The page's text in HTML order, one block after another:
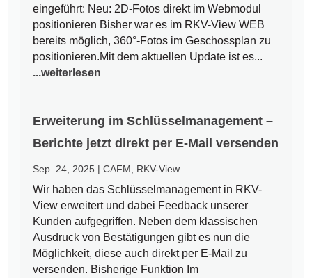
eingeführt: Neu: 2D-Fotos direkt im Webmodul
positionieren Bisher war es im RKV-View WEB
bereits möglich, 360°-Fotos im Geschossplan zu
positionieren.Mit dem aktuellen Update ist es...
...weiterlesen
Erweiterung im Schlüsselmanagement –
Berichte jetzt direkt per E-Mail versenden
Sep. 24, 2025 |CAFM RKV-View
Wir haben das Schlüsselmanagement in RKV-
View erweitert und dabei Feedback unserer
Kunden aufgegriffen. Neben dem klassischen
Ausdruck von Bestätigungen gibt es nun die
Möglichkeit, diese auch direkt per E-Mail zu
versenden. Bisherige Funktion Im